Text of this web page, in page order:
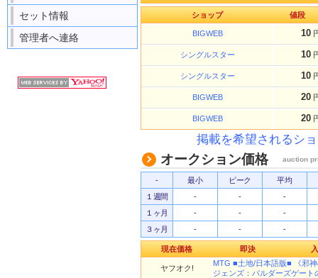
セット情報
管理者へ連絡
ショップ 値段
BIGWEB 10
シングルスター 10
シングルスター 10
BIGWEB 20
BIGWEB 20
掲載を希望されるシ
オークション価格 auction
- 最小 ピーク
平均
１週間
- -
-
１ヶ月
- -
-
３ヶ月
- - -
現在価格 即決
ヤフオク!
MTG ■土地/日本語版■ 《邪
ジェンズ：バルダーズゲート